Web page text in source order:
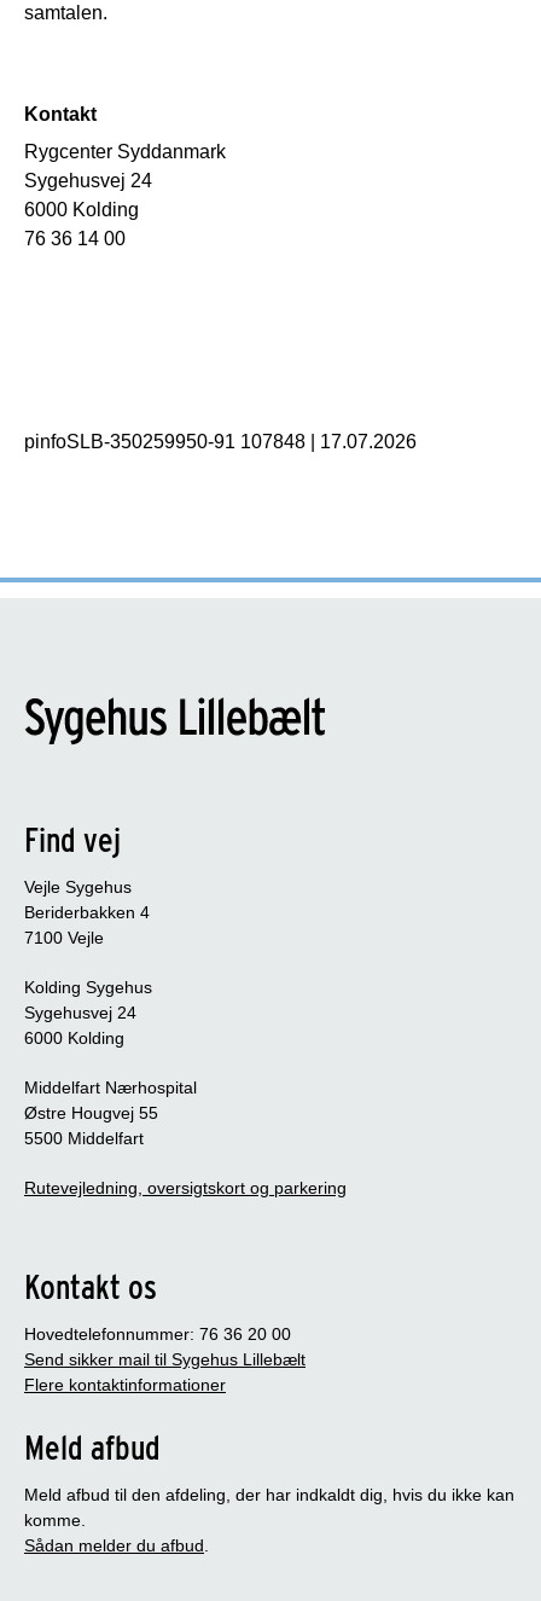
samtalen.
Kontakt
Rygcenter Syddanmark
Sygehusvej 24
6000 Kolding
76 36 14 00
pinfoSLB-350259950-91 107848 17.07.2026
Find vej
Vejle Sygehus
Beriderbakken 4
7100 Vejle
Kolding Sygehus
Sygehusvej 24
6000 Kolding
Middelfart Nærhospital
Østre Hougvej 55
5500 Middelfart
Rutevejledning, oversigtskort og parkering
Kontakt os
Hovedtelefonnummer: 76 36 20 00
Send sikker mail til Sygehus Lillebælt
Flere kontaktinformationer
Meld afbud
Meld afbud til den afdeling, der har indkaldt dig, hvis du ikke kan
komme.
Sådan melder du afbud.